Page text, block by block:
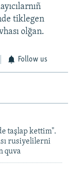
tiklegen
olğan.
Follow us
taşlap kettim".
rusiyelilerni
quva